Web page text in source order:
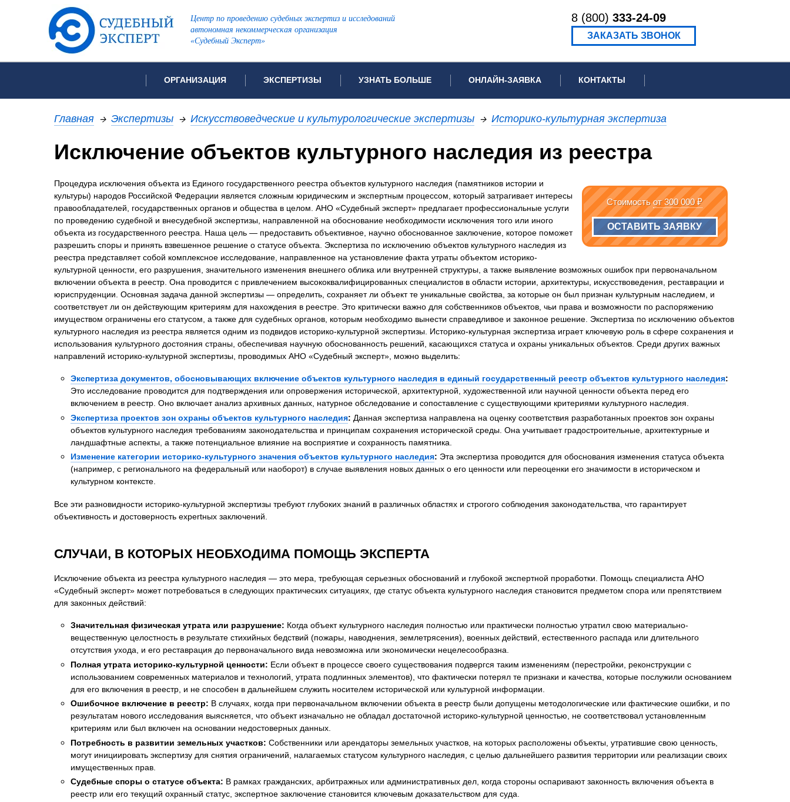
Центр по проведению судебных экспертиз и исследований
автономная некоммерческая организация
«Судебный Эксперт»
8 (800) 333-24-09
ЗАКАЗАТЬ ЗВОНОК
ОРГАНИЗАЦИЯ
Об организации
Рекомендации арбитражных судов
Для СМИ
Вакансии
Политика конфиденциальности
ЭКСПЕРТИЗЫ
Список всех видов проводимых экспертиз
Автороведческая экспертиза
Видеотехническая экспертиза
Генетическая экспертиза
Инженерно-техническая экспертиза
Компьютерно-техническая экспертиза
Лингвистическая экспертиза
Медицинская экспертиза
Оценочная экспертиза
Патентоведческая экспертиза
Пожарно-техническая экспертиза
Почерковедческая экспертиза
Психиатрическая экспертиза
Психологическая экспертиза
Рецензия на экспертное заключение
Строительная экспертиза
Фоноскопическая экспертиза
Химическая экспертиза
Экономическая экспертиза
Экспертиза давности создания документа
УЗНАТЬ БОЛЬШЕ
Примеры выполненных экспертиз
Частые вопросы
Законодательная база
ОНЛАЙН-ЗАЯВКА
Заявка на информационное письмо для суда
Заявка на проведение рецензии
Задать вопрос
КОНТАКТЫ
Главная → Экспертизы → Искусствоведческие и культурологические экспертизы → Историко-культурная экспертиза
Исключение объектов культурного наследия из реестра
Стоимостьот 300 000 ₽
ОСТАВИТЬ ЗАЯВКУ
Процедура исключения объекта из Единого государственного реестра объектов культурного наследия (памятников истории и
культуры) народов Российской Федерации является сложным юридическим и экспертным процессом, который затрагивает интересы
правообладателей, государственных органов и общества в целом. АНО «Судебный эксперт» предлагает профессиональные услуги
по проведению судебной и внесудебной экспертизы, направленной на обоснование необходимости исключения того или иного
объекта из государственного реестра. Наша цель — предоставить объективное, научно обоснованное заключение, которое поможет
разрешить споры и принять взвешенное решение о статусе объекта. Экспертиза по исключению объектов культурного наследия из
реестра представляет собой комплексное исследование, направленное на установление факта утраты объектом историко-
культурной ценности, его разрушения, значительного изменения внешнего облика или внутренней структуры, а также выявление возможных ошибок при первоначальном
включении объекта в реестр. Она проводится с привлечением высококвалифицированных специалистов в области истории, архитектуры, искусствоведения, реставрации и
юриспруденции. Основная задача данной экспертизы — определить, сохраняет ли объект те уникальные свойства, за которые он был признан культурным наследием, и
соответствует ли он действующим критериям для нахождения в реестре. Это критически важно для собственников объектов, чьи права и возможности по распоряжению
имуществом ограничены его статусом, а также для судебных органов, которым необходимо вынести справедливое и законное решение. Экспертиза по исключению объектов
культурного наследия из реестра является одним из подвидов историко-культурной экспертизы. Историко-культурная экспертиза играет ключевую роль в сфере сохранения и
использования культурного достояния страны, обеспечивая научную обоснованность решений, касающихся статуса и охраны уникальных объектов. Среди других важных
направлений историко-культурной экспертизы, проводимых АНО «Судебный эксперт», можно выделить:
Экспертиза документов, обосновывающих включение объектов культурного наследия в единый государственный реестр объектов культурного наследия:
Это исследование проводится для подтверждения или опровержения исторической, архитектурной, художественной или научной ценности объекта перед его
включением в реестр. Оно включает анализ архивных данных, натурное обследование и сопоставление с существующими критериями культурного наследия.
Экспертиза проектов зон охраны объектов культурного наследия: Данная экспертиза направлена на оценку соответствия разработанных проектов зон охраны
объектов культурного наследия требованиям законодательства и принципам сохранения исторической среды. Она учитывает градостроительные, архитектурные и
ландшафтные аспекты, а также потенциальное влияние на восприятие и сохранность памятника.
Изменение категории историко-культурного значения объектов культурного наследия: Эта экспертиза проводится для обоснования изменения статуса объекта
(например, с регионального на федеральный или наоборот) в случае выявления новых данных о его ценности или переоценки его значимости в историческом и
культурном контексте.
Все эти разновидности историко-культурной экспертизы требуют глубоких знаний в различных областях и строгого соблюдения законодательства, что гарантирует
объективность и достоверность expertных заключений.
СЛУЧАИ, В КОТОРЫХ НЕОБХОДИМА ПОМОЩЬ ЭКСПЕРТА
Исключение объекта из реестра культурного наследия — это мера, требующая серьезных обоснований и глубокой экспертной проработки. Помощь специалиста АНО
«Судебный эксперт» может потребоваться в следующих практических ситуациях, где статус объекта культурного наследия становится предметом спора или препятствием
для законных действий:
Значительная физическая утрата или разрушение: Когда объект культурного наследия полностью или практически полностью утратил свою материально-
вещественную целостность в результате стихийных бедствий (пожары, наводнения, землетрясения), военных действий, естественного распада или длительного
отсутствия ухода, и его реставрация до первоначального вида невозможна или экономически нецелесообразна.
Полная утрата историко-культурной ценности: Если объект в процессе своего существования подвергся таким изменениям (перестройки, реконструкции с
использованием современных материалов и технологий, утрата подлинных элементов), что фактически потерял те признаки и качества, которые послужили основанием
для его включения в реестр, и не способен в дальнейшем служить носителем исторической или культурной информации.
Ошибочное включение в реестр: В случаях, когда при первоначальном включении объекта в реестр были допущены методологические или фактические ошибки, и по
результатам нового исследования выясняется, что объект изначально не обладал достаточной историко-культурной ценностью, не соответствовал установленным
критериям или был включен на основании недостоверных данных.
Потребность в развитии земельных участков: Собственники или арендаторы земельных участков, на которых расположены объекты, утратившие свою ценность,
могут инициировать экспертизу для снятия ограничений, налагаемых статусом культурного наследия, с целью дальнейшего развития территории или реализации своих
имущественных прав.
Судебные споры о статусе объекта: В рамках гражданских, арбитражных или административных дел, когда стороны оспаривают законность включения объекта в
реестр или его текущий охранный статус, экспертное заключение становится ключевым доказательством для суда.